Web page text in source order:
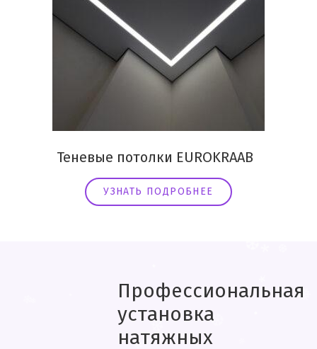
Теневые потолки EUROKRAAB
УЗНАТЬ ПОДРОБНЕЕ
.
❆
❅
*
Профессиональная
установка
натяжных